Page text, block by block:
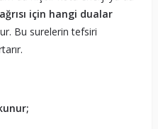
için hangi dualar
Bu surelerin tefsiri